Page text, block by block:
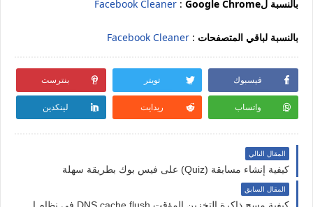
Facebook Cleaner : Google Chromeبالنسبة ل
Facebook Cleaner : بالنسبة لباقي المتصفحات
فيسبوك تويتر بنترست
واتساب ريدايت لينكدين
المقال التالي
كيفية إنشاء مسابقة (Quiz) على فيس بوك بطريقة سهلة
المقال السابق